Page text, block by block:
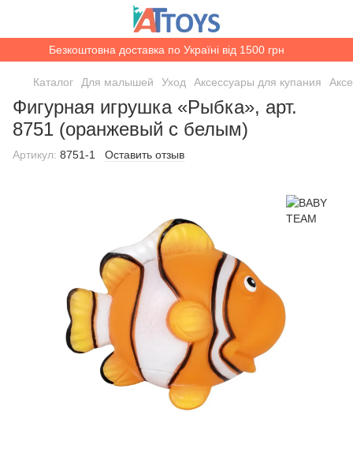
Безкоштовна доставка по Україні від 1500 грн
Каталог Для малышей Уход Аксессуары для купания
Фигурная игрушка «Рыбка», арт.
8751 (оранжевый с белым)
Артикул: 8751-1 Оставить отзыв